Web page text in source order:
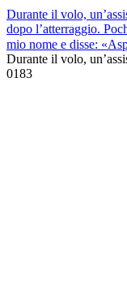
Durante il volo,
dopo l’atterraggio.
mio nome e disse:
Durante il volo,
0183